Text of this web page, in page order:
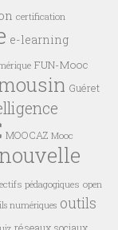
certification
e-learning
FUN-Mooc
Guéret
MOOCAZ Mooc
nouvelle
pédagogiques open
numériques outils
réseaux sociaux